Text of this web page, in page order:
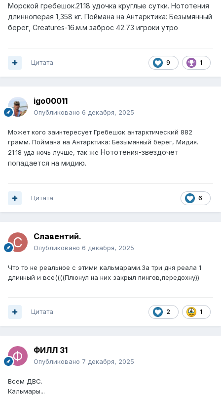
Морской гребешок.21.18 удочка круглые сутки. Нототения
длинноперая 1,358 кг. Поймана на Антарктика: Безымянный
берег, Creatures-16.м.м заброс 42.73 игроки утро
9 1
Цитата
igo00011
Опубликовано 6 декабря, 2025
Может кого заинтересует Гребешок антарктический 882
грамм. Поймана на Антарктика: Безымянный берег, Мидия.
21.18 уда ночь лучше, так же Нототения-звездочет
попадается на мидию.
6
Цитата
Славентий.
Опубликовано 6 декабря, 2025
Что то не реальное с этими кальмарами.За три дня реала 1
длинный и все((((Плюнул на них закрыл пингов,передохну))
2 1
Цитата
ФИЛЛ 31
Опубликовано 7 декабря, 2025
Всем ДВС.
Кальмары...